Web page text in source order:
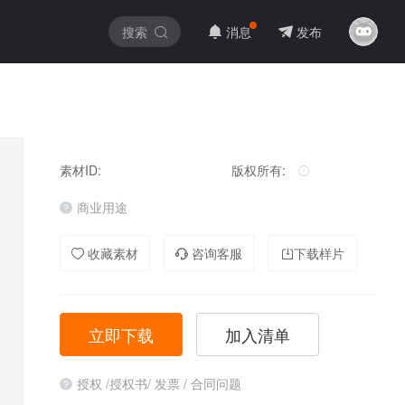
搜索 消息 发布
素材ID: 版权所有:
商业用途
收藏素材 咨询客服 下载样片
立即下载 加入清单
授权 /授权书/ 发票 / 合同问题